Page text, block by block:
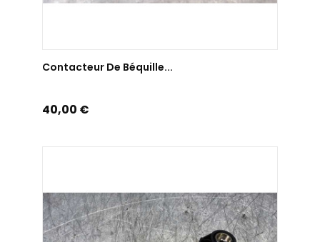
Contacteur De Béquille...
Prix
40,00 €